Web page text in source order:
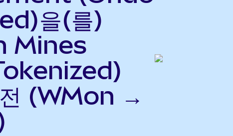
을(를)
Mines
(WMon →